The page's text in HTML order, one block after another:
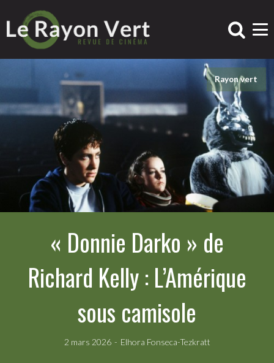
Rayon vert
« Donnie Darko » de
Richard Kelly : L’Amérique
sous camisole
2 mars 2026 Elhora Fonseca-Tezkratt